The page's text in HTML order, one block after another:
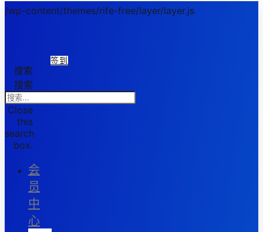
/wp-content/themes/rife-free/layer/layer.js
签到
搜索
搜索
Close
this
search
box.
会
员
中
心